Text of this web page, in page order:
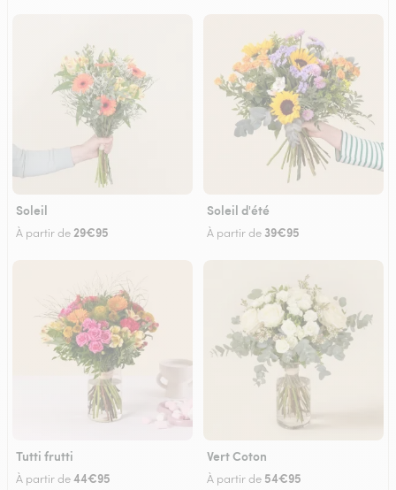
Soleil
À partir de29€95
Soleil d'été
À partir de 39€95
Tutti frutti
À partir de44€95
Vert Coton
À partir de 54€95